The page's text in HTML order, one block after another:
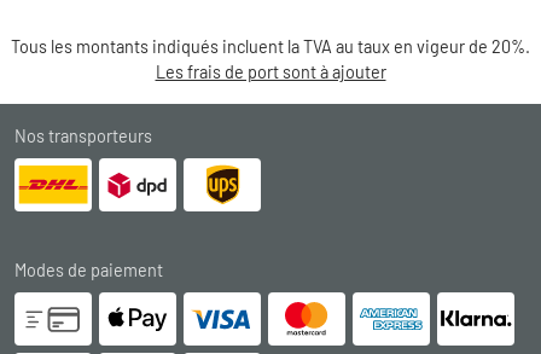
Tous les montants indiqués incluent la TVA au taux en vigeur de 20%.
Les frais de port sont à ajouter
Nos transporteurs
Modes de paiement